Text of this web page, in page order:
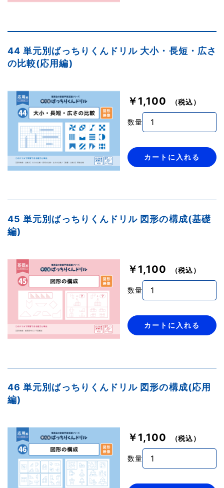
44 単元別ばっちりくんドリル 大小・長短・広さ
の比較(応用編)
￥1,100 （税込）
数量
カートに入れる
45 単元別ばっちりくんドリル 図形の構成(基礎
編)
￥1,100 （税込）
数量
カートに入れる
46 単元別ばっちりくんドリル 図形の構成(応用
編)
￥1,100 （税込）
数量